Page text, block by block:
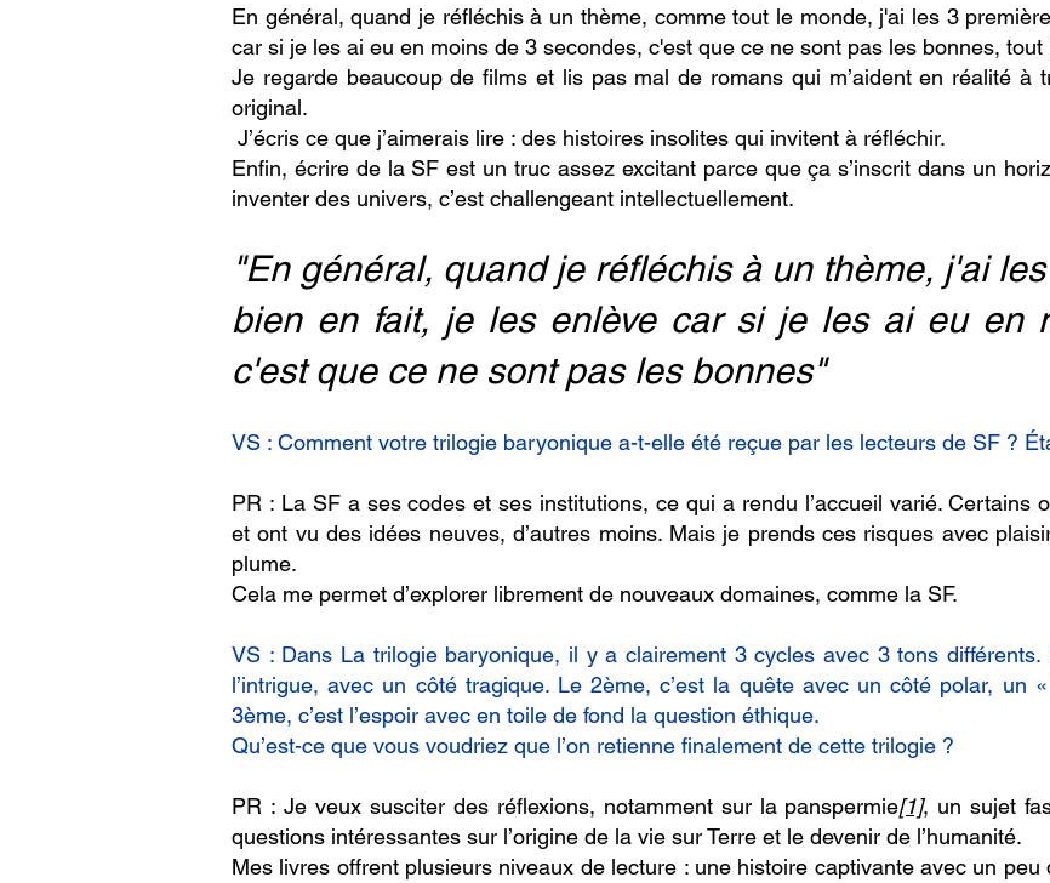
En général, quand je réfléchis à un thème, comme tout le monde, j'ai les 3
car si je les ai eu en moins de 3 secondes, c'est que ce ne sont pas les bonnes,
Je regarde beaucoup de films et lis pas mal de romans qui m’aident en réalité à
original.
J’écris ce que j’aimerais lire : des histoires insolites qui invitent à réfléchir.
Enfin, écrire de la SF est un truc assez excitant parce que ça s’inscrit dans un
inventer des univers, c’est challengeant intellectuellement.
"En général, quand je réfléchis à un thème, j'ai
bien en fait, je les enlève car si je les ai eu en
c'est que ce ne sont pas les bonnes"
VS : Comment votre trilogie baryonique a-t-elle été reçue par les lecteurs de SF ?
PR : La SF a ses codes et ses institutions, ce qui a rendu l’accueil varié. Certains
et ont vu des idées neuves, d’autres moins. Mais je prends ces risques avec
plume.
Cela me permet d’explorer librement de nouveaux domaines, comme la SF.
VS : Dans La trilogie baryonique, il y a clairement 3 cycles avec 3 tons
l’intrigue, avec un côté tragique. Le 2ème, c’est la quête avec un côté polar, un
3ème, c’est l’espoir avec en toile de fond la question éthique.
Qu’est-ce que vous voudriez que l’on retienne finalement de cette trilogie ?
PR : Je veux susciter des réflexions, notamment sur la panspermie[1], un sujet
questions intéressantes sur l’origine de la vie sur Terre et le devenir de l’humanité.
Mes livres offrent plusieurs niveaux de lecture : une histoire captivante avec un